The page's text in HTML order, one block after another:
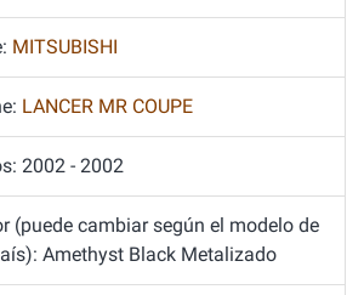
MITSUBISHI
LANCER MR COUPE
2002 - 2002
(puede cambiar según el modelo de
Amethyst Black Metalizado